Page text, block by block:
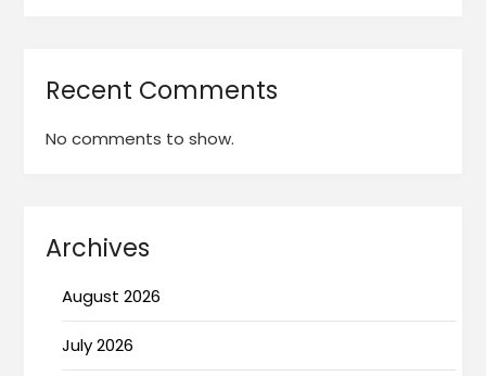
Recent Comments
No comments to show.
Archives
August 2026
July 2026